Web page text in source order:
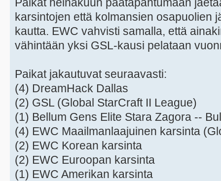
karsintojen että kolmansien osapuolien
kautta. EWC vahvisti samalla, että
vähintään yksi GSL-kausi pelataan
Paikat jakautuvat seuraavasti:
(4) DreamHack Dallas
(2) GSL (Global StarCraft II League)
(1) Bellum Gens Elite Stara Zagora --
(4) EWC Maailmanlaajuinen karsinta
(2) EWC Korean karsinta
(2) EWC Euroopan karsinta
(1) EWC Amerikan karsinta